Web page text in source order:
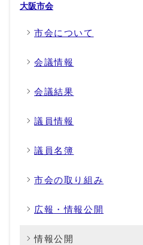
大阪市会
市会について
会議情報
会議結果
議員情報
議員名簿
市会の取り組み
広報・情報公開
情報公開